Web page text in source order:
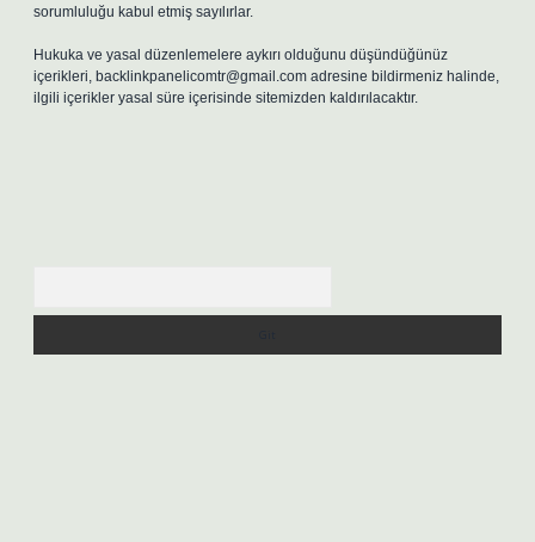
sorumluluğu kabul etmiş sayılırlar.
Hukuka ve yasal düzenlemelere aykırı olduğunu düşündüğünüz
içerikleri, backlinkpanelicomtr@gmail.com adresine bildirmeniz halinde,
ilgili içerikler yasal süre içerisinde sitemizden kaldırılacaktır.